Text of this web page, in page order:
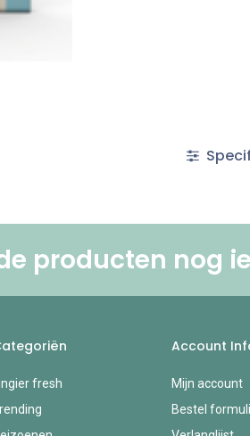
producten nog
fresh
Account
Mijn account
Bestel